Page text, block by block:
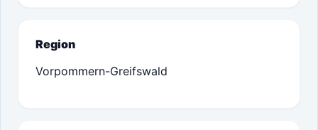
Region
Vorpommern-Greifswald